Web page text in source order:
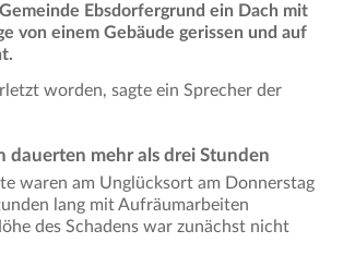
Ebsdorfergrund ein Dach mit
von einem Gebäude gerissen und auf
worden, sagte ein Sprecher der
dauerten mehr als drei Stunden
waren am Unglücksort am Donnerstag
lang mit Aufräumarbeiten
des Schadens war zunächst nicht